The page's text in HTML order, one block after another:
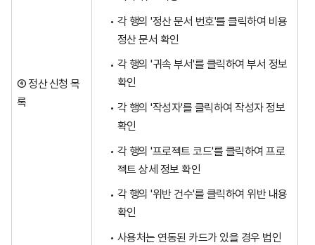
④ 정산 신청 목
록
각 행의 '정산 문서 번호'를 클릭하여 비용
정산 문서 확인
각 행의 '귀속 부서'를 클릭하여 부서 정보
확인
각 행의 '작성자'를 클릭하여 작성자 정보
확인
각 행의 '프로젝트 코드'를 클릭하여 프로
젝트 상세 정보 확인
각 행의 '위반 건수'를 클릭하여 위반 내용
확인
사용처는 연동된 카드가 있을 경우 법인